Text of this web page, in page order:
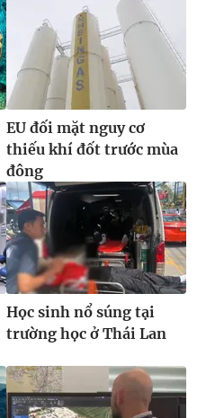
EU đối mặt nguy cơ
thiếu khí đốt trước mùa
đông
Học sinh nổ súng tại
trường học ở Thái Lan